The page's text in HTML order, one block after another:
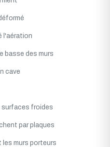
l'aération
basse des murs
cave
surfaces froides
par plaques
murs porteurs